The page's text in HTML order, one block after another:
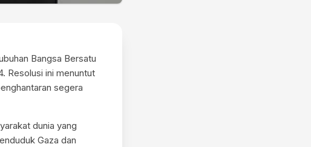
Bangsa Bersatu
Resolusi ini menuntut
segera
dunia yang
Gaza dan